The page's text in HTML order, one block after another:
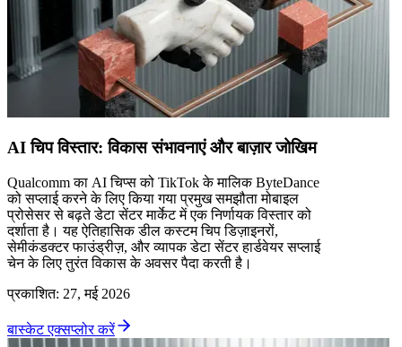
AI चिप विस्तार: विकास संभावनाएं और बाज़ार जोखिम
Qualcomm का AI चिप्स को TikTok के मालिक ByteDance
को सप्लाई करने के लिए किया गया प्रमुख समझौता मोबाइल
प्रोसेसर से बढ़ते डेटा सेंटर मार्केट में एक निर्णायक विस्तार को
दर्शाता है। यह ऐतिहासिक डील कस्टम चिप डिज़ाइनरों,
सेमीकंडक्टर फाउंड्रीज़, और व्यापक डेटा सेंटर हार्डवेयर सप्लाई
चेन के लिए तुरंत विकास के अवसर पैदा करती है।
प्रकाशित: 27, मई 2026
बास्केट एक्सप्लोर करें